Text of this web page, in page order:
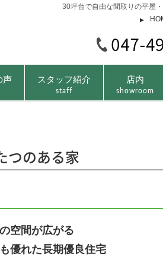
30坪台で自由な間取りの平屋
声 スタッフ紹介
staff
店内
showroom
つのある家
空間が広がる
優れた長期優良住宅